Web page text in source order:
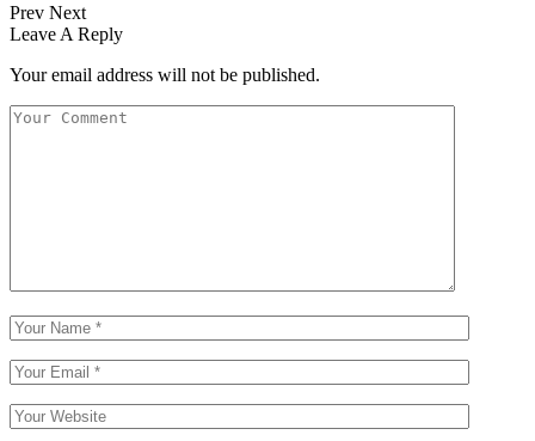
Prev Next
Leave A Reply
Your email address will not be published.